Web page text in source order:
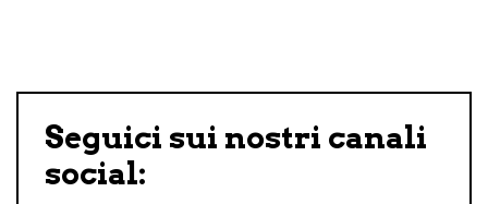
Seguici sui nostri canali
social: